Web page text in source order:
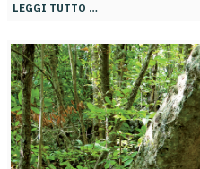
LEGGI TUTTO …